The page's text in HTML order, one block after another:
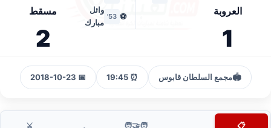
العروبة
1
⚽
53'
وائل
مبارك
مسقط
2
🏟️مجمع السلطان قابوس ⏰ 19:45
📅 2018-10-23
📋
🧑‍🤝‍🧑
⚔️